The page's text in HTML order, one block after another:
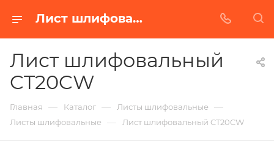
Лист шлифовальный CT20CW в Белгороде | Купить по недорогой цене от Абразивного Завода
Лист шлифовальный
CT20CW
Главная — Каталог — Листы шлифовальные —
Листы шлифовальные — Лист шлифовальный CT20CW